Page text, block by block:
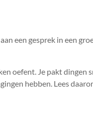
een gesprek in een
oefent. Je pakt dingen
hebben. Lees